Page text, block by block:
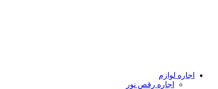
اجاره لوازم
اجاره رقص نور